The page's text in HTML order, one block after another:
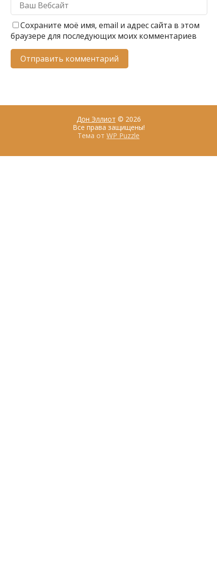
Сохраните моё имя, email и адрес сайта в этом
браузере для последующих моих комментариев
Дон Эллиот © 2026
Все права защищены!
Тема от WP Puzzle